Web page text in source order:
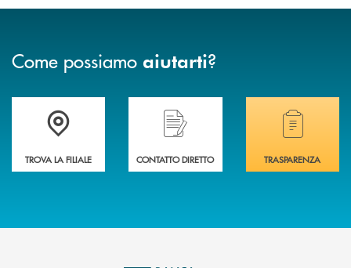
Come possiamo aiutarti?
Accedi all' elenco completo delle filiali di Banca di Caraglio.
TROVA LA FILIALE
Hai bisogno di assistenza immediata?
CONTATTO DIRETTO
Hai bisogno di
TRASPARENZA